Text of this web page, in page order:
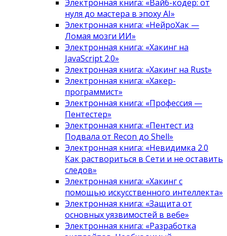
Электронная книга: «Вайб-кодер: от
нуля до мастера в эпоху AI»
Электронная книга: «НейроХак —
Ломая мозги ИИ»
Электронная книга: «Хакинг на
JavaScript 2.0»
Электронная книга: «Хакинг на Rust»
Электронная книга: «Хакер-
программист»
Электронная книга: «Профессия —
Пентестер»
Электронная книга: «Пентест из
Подвала от Recon до Shell»
Электронная книга: «Невидимка 2.0
Как раствориться в Сети и не оставить
следов»
Электронная книга: «Хакинг с
помощью искусственного интеллекта»
Электронная книга: «Защита от
основных уязвимостей в вебе»
Электронная книга: «Разработка